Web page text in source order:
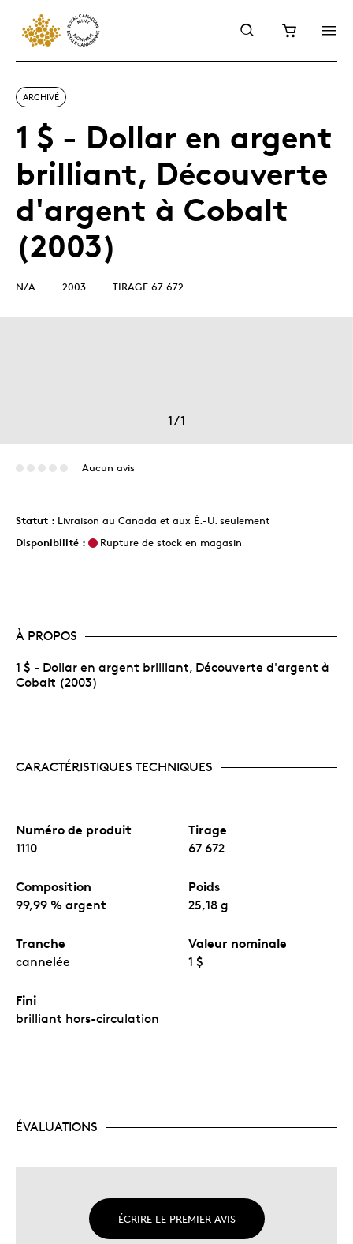
ARCHIVÉ
1 $ - Dollar en argent
brilliant, Découverte
d'argent à Cobalt
(2003)
N/A 2003 TIRAGE 67 672
1/1
Aucun avis
Statut : Livraison au Canada et aux É.-U. seulement
Disponibilité :
Rupture de stock en magasin
À PROPOS
1 $ - Dollar en argent brilliant, Découverte d'argent à
Cobalt (2003)
CARACTÉRISTIQUES TECHNIQUES
Numéro de produit
1110
Tirage
67 672
Composition
99,99 % argent
Poids
25,18 g
Tranche
cannelée
Valeur nominale
1 $
Fini
brilliant hors-circulation
ÉVALUATIONS
ÉCRIRE LE PREMIER AVIS